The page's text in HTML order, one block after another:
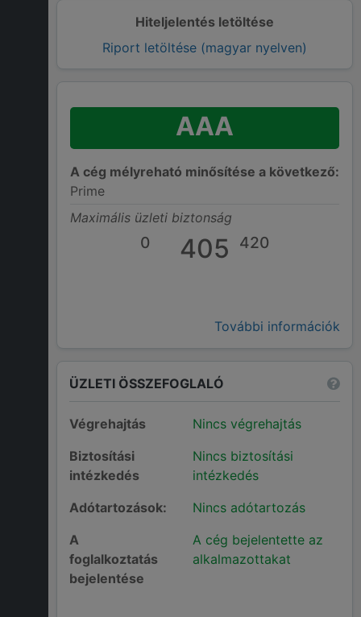
Hiteljelentés letöltése
Riport letöltése (magyar nyelven)
AAA
A cég mélyreható minősítése a következő:
Prime
Maximális üzleti biztonság
0 405 420
További információk
ÜZLETI ÖSSZEFOGLALÓ
Végrehajtás
Nincs végrehajtás
Biztosítási
intézkedés
Nincs biztosítási
intézkedés
Adótartozások:
Nincs adótartozás
A
foglalkoztatás
bejelentése
A cég bejelentette az
alkalmazottakat